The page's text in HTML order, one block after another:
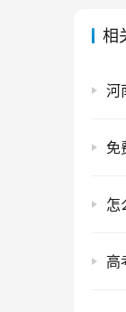
相
河
免
怎
高